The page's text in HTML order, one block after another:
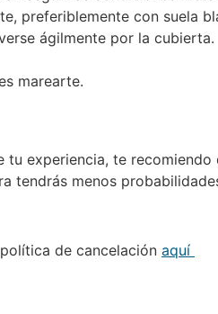
preferiblemente con suela
ágilmente por la cubierta.
marearte.
tu experiencia, te
tendrás menos
de cancelación aquí